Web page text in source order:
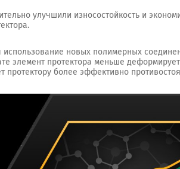
улучшили износостойкость и
новых полимерных
элемент протектора меньше
более эффективно